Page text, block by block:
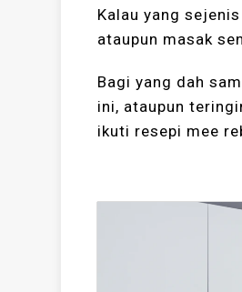
Kalau yang
ataupun masak
Bagi yang dah
ini, ataupun
ikuti resepi mee